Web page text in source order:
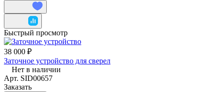
Быстрый просмотр
38 000 ₽
Заточное устройство для сверел
Нет в наличии
Арт. SID00657
Заказать